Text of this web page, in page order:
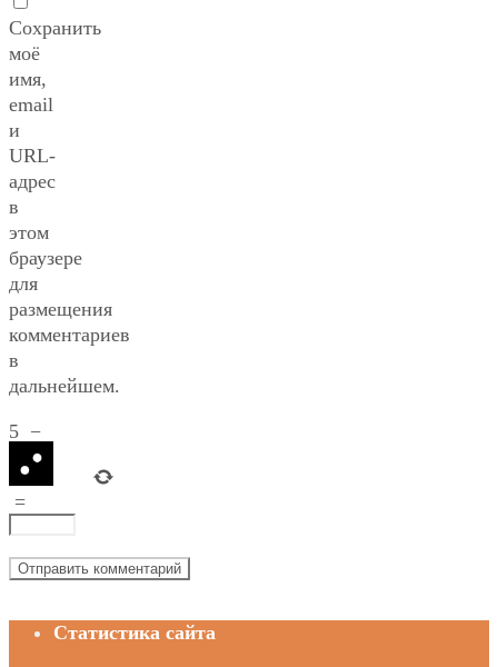
Сохранить
моё
имя,
email
и
URL-
адрес
в
этом
браузере
для
размещения
комментариев
в
дальнейшем.
5 −
=
Статистика сайта